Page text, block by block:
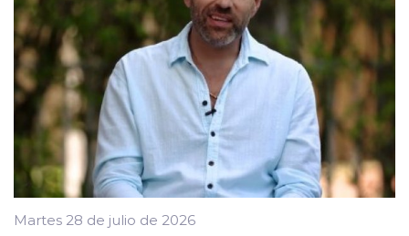
Martes 28 de julio de 2026